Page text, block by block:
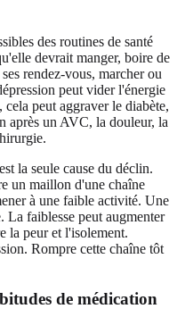
des routines de santé
devrait manger, boire de
rendez-vous, marcher ou
peut vider l'énergie
peut aggraver le diabète,
après un AVC, la douleur, la
la seule cause du déclin.
un maillon d'une chaîne
à une faible activité. Une
La faiblesse peut augmenter
la peur et l'isolement.
Rompre cette chaîne tôt
de médication